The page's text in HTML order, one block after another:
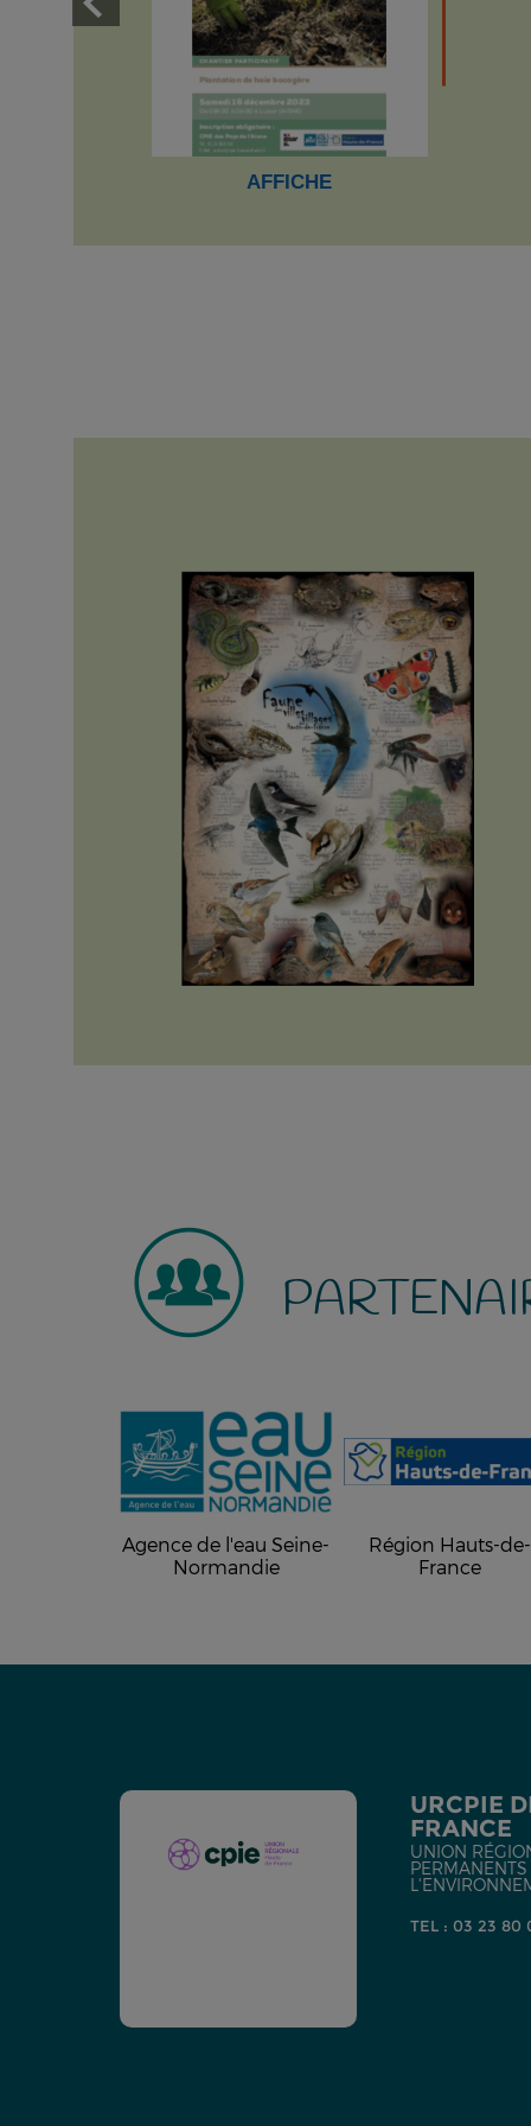
AFFICHE
Agence de l'eau Seine-
Normandie
Région Hauts-de-
France
URCPIE
FRANCE
UNION
TEL : 03 23 80